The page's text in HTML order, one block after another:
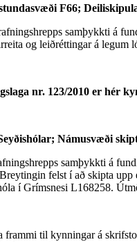
F66;
samþykkti á
og leiðréttingar á legum
nr. 123/2010 er hér
Námusvæði
samþykkti á
felst í að skipta
í Grímsnesi L168258.
frammi til kynningar á